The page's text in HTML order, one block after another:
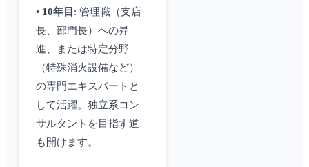
• 10年目 : 管理職（支店
長、部門長）への昇
進、または特定分野
（特殊消火設備など）
の専門エキスパートと
して活躍。独立系コン
サルタントを目指す道
も開けます。